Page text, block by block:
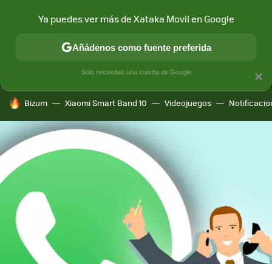
MÓVIL Y SOCIEDAD APLICACIONES
HOY SE HABLA DE
Bizum Xiaomi Smart Band 10 Videojuegos
×
Ya puedes ver más de Xataka Movil en Google
Añádenos como fuente preferida
Solo necesitas una cuenta de Google